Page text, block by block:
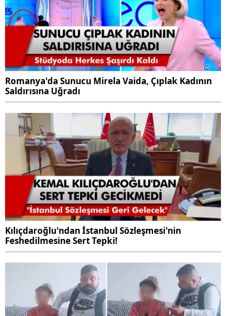
Romanya'da Sunucu Mirela Vaida, Çıplak Kadının
Saldırısına Uğradı
Kılıçdaroğlu'ndan İstanbul Sözleşmesi'nin
Feshedilmesine Sert Tepki!